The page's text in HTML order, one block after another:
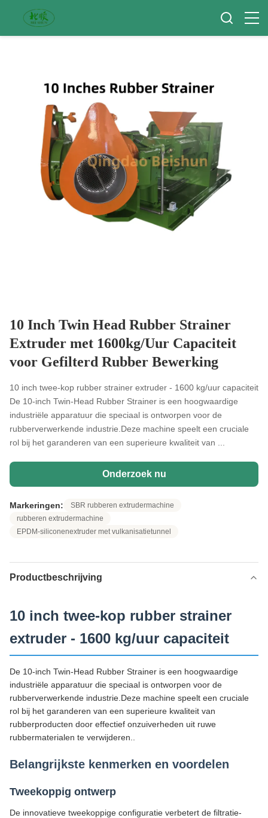
10 Inch Twin Head Rubber Strainer
Extruder met 1600kg/Uur Capaciteit
voor Gefilterd Rubber Bewerking
10 inch twee-kop rubber strainer extruder - 1600 kg/uur capaciteit
De 10-inch Twin-Head Rubber Strainer is een hoogwaardige
industriële apparatuur die speciaal is ontworpen voor de
rubberverwerkende industrie.Deze machine speelt een cruciale
rol bij het garanderen van een superieure kwaliteit van ...
Onderzoek nu
Markeringen:
SBR rubberen extrudermachine
rubberen extrudermachine
EPDM-siliconenextruder met vulkanisatietunnel
Productbeschrijving
10 inch twee-kop rubber strainer
extruder - 1600 kg/uur capaciteit
De 10-inch Twin-Head Rubber Strainer is een hoogwaardige
industriële apparatuur die speciaal is ontworpen voor de
rubberverwerkende industrie.Deze machine speelt een cruciale
rol bij het garanderen van een superieure kwaliteit van
rubberproducten door effectief onzuiverheden uit ruwe
rubbermaterialen te verwijderen..
Belangrijkste kenmerken en voordelen
Tweekoppig ontwerp
De innovatieve tweekoppige configuratie verbetert de filtratie-